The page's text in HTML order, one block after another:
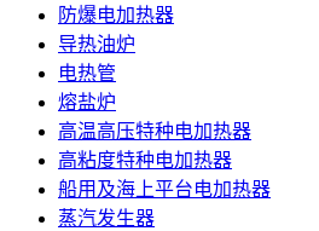
防爆电加热器
导热油炉
电热管
熔盐炉
高温高压特种电加热器
高粘度特种电加热器
船用及海上平台电加热器
蒸汽发生器